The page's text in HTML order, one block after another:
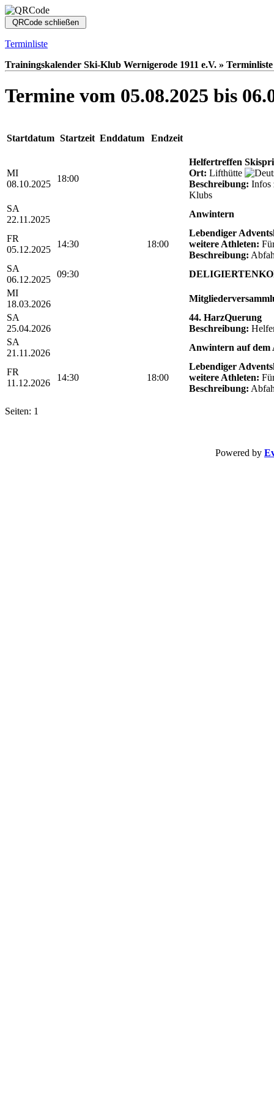
Terminliste
Trainingskalender Ski-Klub Wernigerode 1911 e.V. » Terminliste
Termine vom 05.08.2025 bis
Startdatum Startzeit Enddatum Endzeit
MI
08.10.2025
18:00
Helfertreffen
Ort: Lifthütte
Beschreibung: Infos
Klubs
SA
22.11.2025
Anwintern
FR
05.12.2025
14:30 18:00
Lebendiger
weitere Athleten:
Beschreibung:
SA
06.12.2025
09:30
MI
18.03.2026
SA
25.04.2026
44. HarzQuerung
Beschreibung:
SA
21.11.2026
Anwintern auf dem
FR
11.12.2026
14:30 18:00
Lebendiger
weitere Athleten:
Beschreibung:
Seiten: 1
Powered by